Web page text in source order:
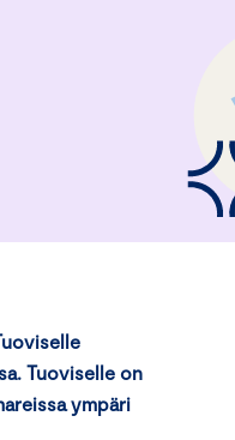
Tuoviselle on
ympäri